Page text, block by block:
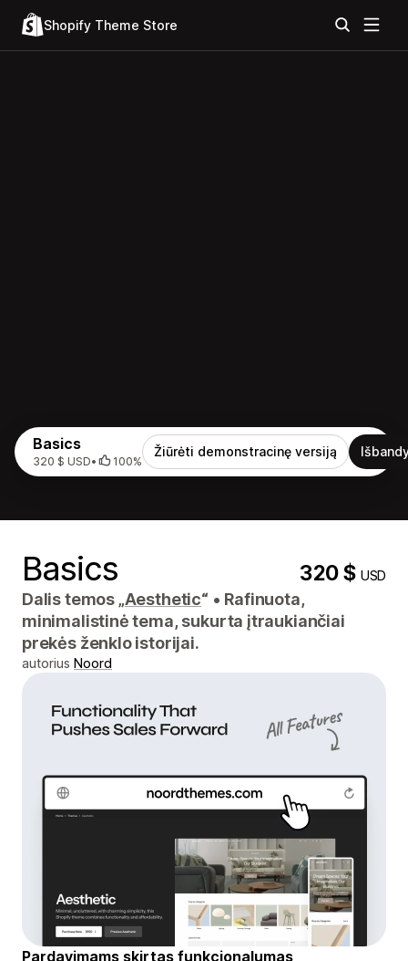
Shopify Theme Store
Basics
320 $ USD• 100%
Žiūrėti demonstracinę versiją
Basics 320 $USD
Dalis temos „Aesthetic“ • Rafinuota,
minimalistinė tema, sukurta įtraukiančiai
prekės ženklo istorijai.
autorius Noord
Pardavimams skirtas funkcionalumas